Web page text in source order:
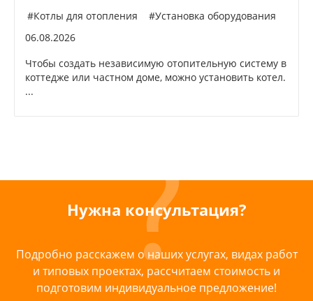
#Котлы для отопления
#Установка оборудования
06.08.2026
Чтобы создать независимую отопительную систему в
коттедже или частном доме, можно установить котел.
...
Нужна консультация?
Подробно расскажем о наших услугах, видах работ
и типовых проектах, рассчитаем стоимость и
подготовим индивидуальное предложение!